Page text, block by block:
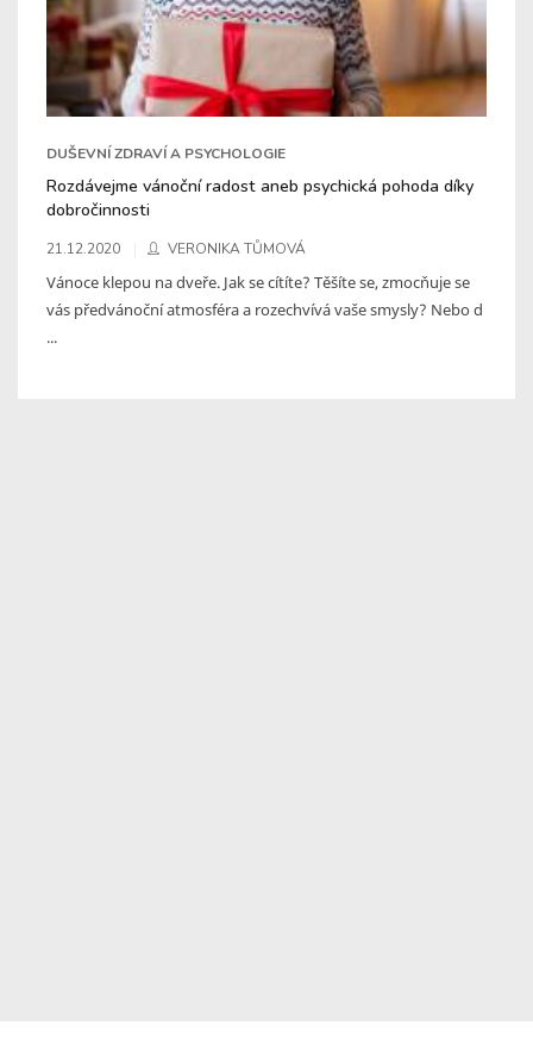
DUŠEVNÍ ZDRAVÍ A PSYCHOLOGIE
Rozdávejme vánoční radost aneb psychická pohoda díky
dobročinnosti
21.12.2020 VERONIKA TŮMOVÁ
Vánoce klepou na dveře. Jak se cítíte? Těšíte se, zmocňuje se
vás předvánoční atmosféra a rozechvívá vaše smysly? Nebo d
...